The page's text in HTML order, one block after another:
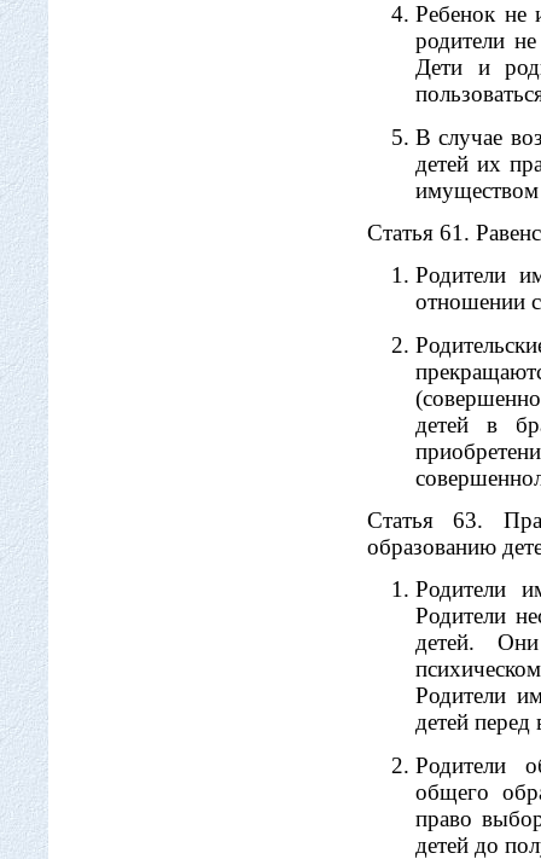
Ребенок не
родители
Дети и
В случае
детей их
имуществом
Статья 61.
Родители
отношении
детей в
Статья 63.
образованию
Родители
Родители
детей.
Родители
детей
Родители
общего
право
детей до